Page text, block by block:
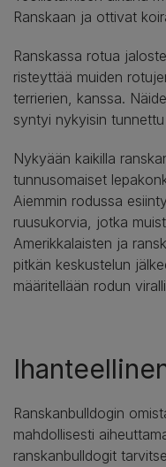
Ranskaan ja ottivat
Ranskassa rotua
risteyttää muiden
terrierien, kanssa.
syntyi nykyisin
Nykyään kaikilla
tunnusomaiset
Aiemmin rodussa
ruusukorvia, jotka
Amerikkalaisten ja
pitkän keskustelun
määritellään rodun
Ranskanbulldogin
mahdollisesti
ranskanbulldogit